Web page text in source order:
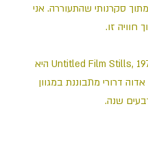
סקרנותי שהתעוררה. אני
זו.
לדבריה של נעמי טנהאוזר סדרת ה Untitled Film Stills, 1977–1980 היא
דרורי מתבוננת במגוון
שנה.